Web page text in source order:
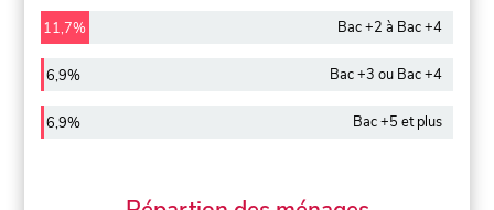
11,7% Bac +2 à Bac +4
6,9% Bac +3 ou Bac +4
6,9% Bac +5 et plus